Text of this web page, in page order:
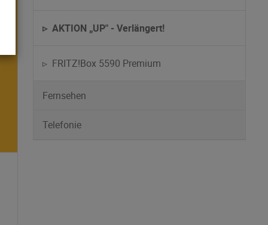
▹ AKTION „UP" - Verlängert!
▹ FRITZ!Box 5590 Premium
Fernsehen
Telefonie